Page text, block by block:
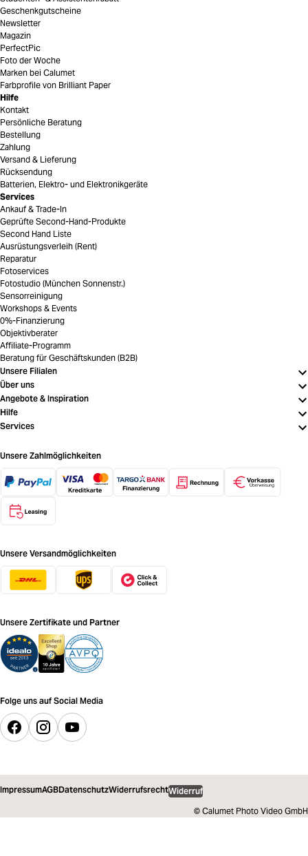
Geschenkgutscheine
Newsletter
Magazin
PerfectPic
Foto der Woche
Marken bei Calumet
Farbprofile von Brilliant Paper
Hilfe
Kontakt
Persönliche Beratung
Bestellung
Zahlung
Versand & Lieferung
Rücksendung
Batterien, Elektro- und Elektronikgeräte
Services
Ankauf & Trade-In
Geprüfte Second-Hand-Produkte
Second Hand Liste
Ausrüstungsverleih (Rent)
Reparatur
Fotoservices
Fotostudio (München Sonnenstr.)
Sensorreinigung
Workshops & Events
0%-Finanzierung
Objektivberater
Affiliate-Programm
Beratung für Geschäftskunden (B2B)
Unsere Filialen
Über uns
Angebote & Inspiration
Hilfe
Services
Unsere Zahlmöglichkeiten
Unsere Versandmöglichkeiten
Unsere Zertifikate und Partner
Folge uns auf Social Media
ImpressumAGBDatenschutzWiderrufsrechtWiderruf
© Calumet Photo Video GmbH